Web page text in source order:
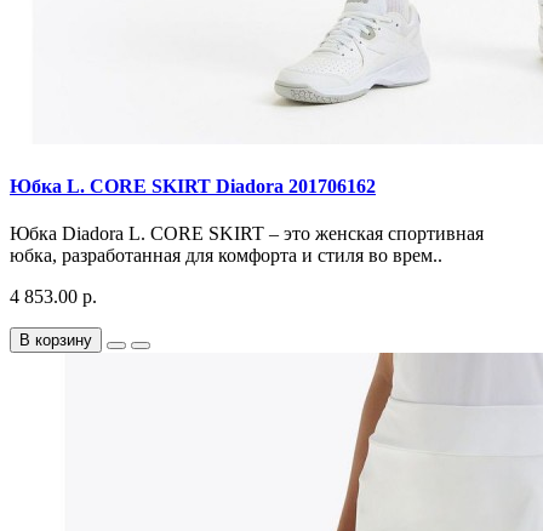
Юбка L. CORE SKIRT Diadora 201706162
Юбка Diadora L. CORE SKIRT – это женская спортивная
юбка, разработанная для комфорта и стиля во врем..
4 853.00 р.
В корзину